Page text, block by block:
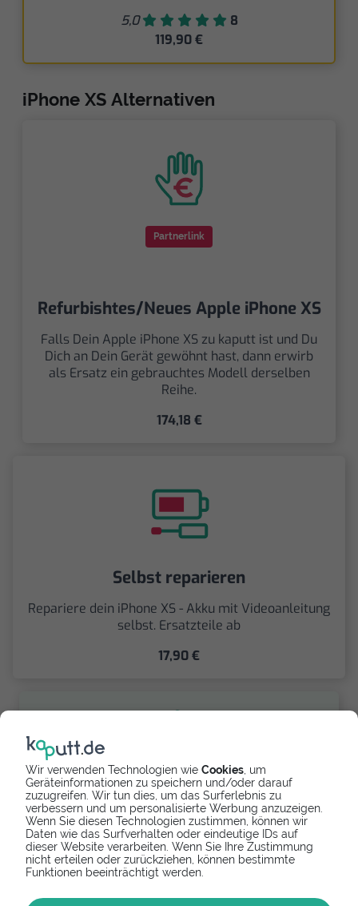
Wir verwenden Technologien wie Cookies , um
Geräteinformationen zu speichern und/oder darauf
zuzugreifen. Wir tun dies, um das Surferlebnis zu
verbessern und um personalisierte Werbung anzuzeigen.
Wenn Sie diesen Technologien zustimmen, können wir
Daten wie das Surfverhalten oder eindeutige IDs auf
dieser Website verarbeiten. Wenn Sie Ihre Zustimmung
nicht erteilen oder zurückziehen, können bestimmte
Funktionen beeinträchtigt werden.
5,0
8
119,90 €
iPhone XS Alternativen
Partnerlink
Refurbishtes/Neues Apple iPhone XS
Falls Dein Apple iPhone XS zu kaputt ist und Du
Dich an Dein Gerät gewöhnt hast, dann erwirb
als Ersatz ein gebrauchtes Modell derselben
Reihe.
174,18 €
Selbst reparieren
Repariere dein iPhone XS - Akku mit Videoanleitung
selbst. Ersatzteile ab
17,90 €
Spenden
Spende Dein Gerät über
handysfuerdieumwelt.de
für einen guten Zweck.